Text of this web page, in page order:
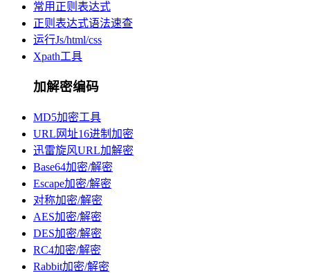
常用正则表达式
正则表达式语法速查
运行Js/html/css
Xpath工具
加解密编码
MD5加密工具
URL网址16进制加密
迅雷旋风URL加解密
Base64加密/解密
Escape加密/解密
对称加密/解密
AES加密/解密
DES加密/解密
RC4加密/解密
Rabbit加密/解密